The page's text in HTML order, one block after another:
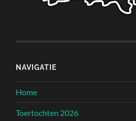
NAVIGATIE
Home
Toertochten 2026